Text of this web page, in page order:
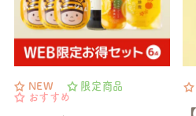
NEW
限定商品
おすすめ